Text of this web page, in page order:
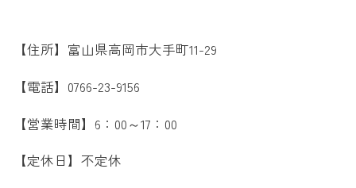
【住所】富山県高岡市大手町11-29
【電話】0766-23-9156
【営業時間】6：00～17：00
【定休日】不定休